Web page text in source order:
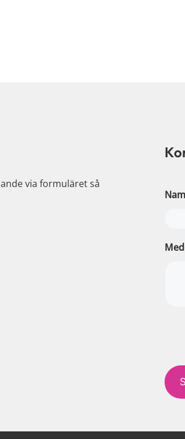
via formuläret så
a
p
a